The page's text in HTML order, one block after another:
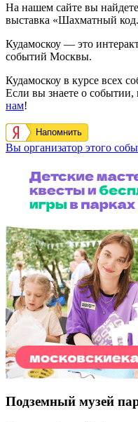
На нашем сайте вы
выставка «Шахматный
Кудамоскоу — это
событий Москвы.
Кудамоскоу в курсе всех
Если вы знаете о событии,
нам!
Напомнить
Вы организатор этого
Подземный музей